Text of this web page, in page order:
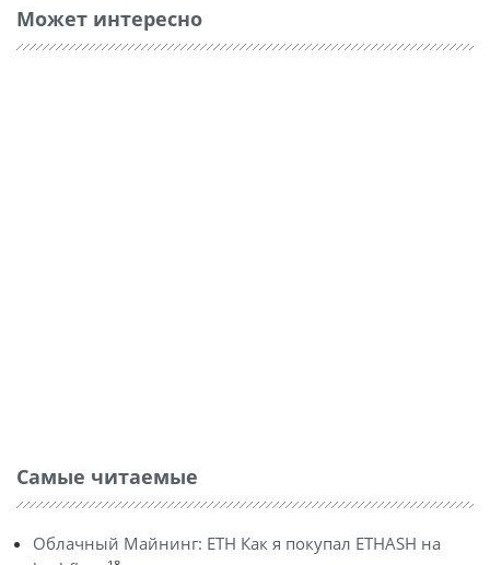
Может интересно
Самые читаемые
Облачный Майнинг: ETH Как я покупал ETHASH на